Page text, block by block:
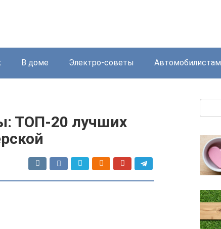
В доме Электро-советы Автомобилистам
ТОП-20 лучших